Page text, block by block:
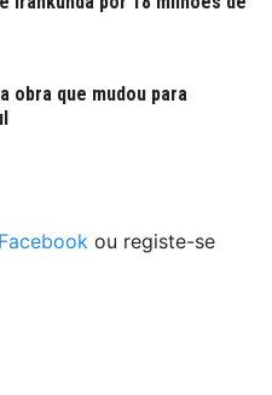
obra que mudou para
Facebook ou registe-se